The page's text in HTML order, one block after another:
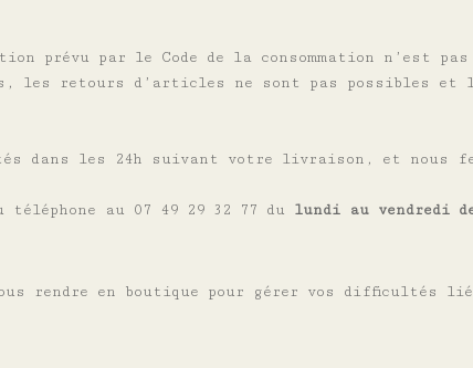
prévu par le Code de la consommation n’est pas
les retours d’articles ne sont pas possibles et
dans les 24h suivant votre livraison, et nous
au 07 49 29 32 77 du lundi au vendredi
rendre en boutique pour gérer vos difficultés